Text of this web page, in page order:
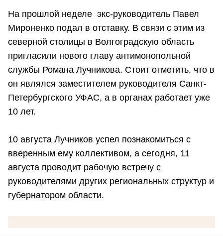
На прошлой неделе экс-руководитель Павел
Мироненко подал в отставку. В связи с этим из
северной столицы в Волгоградскую область
пригласили нового главу антимонопольной
службы Романа Лучникова. Стоит отметить, что в
он являлся заместителем руководителя Санкт-
Петербургского УФАС, а в органах работает уже
10 лет.
10 августа Лучников успел познакомиться с
вверенным ему коллективом, а сегодня, 11
августа проводит рабочую встречу с
руководителями других региональных структур и
губернатором области.